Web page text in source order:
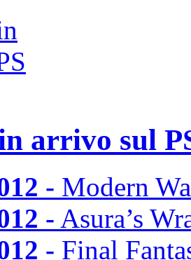
arrivo sul
- Modern
- Asura’s
- Final